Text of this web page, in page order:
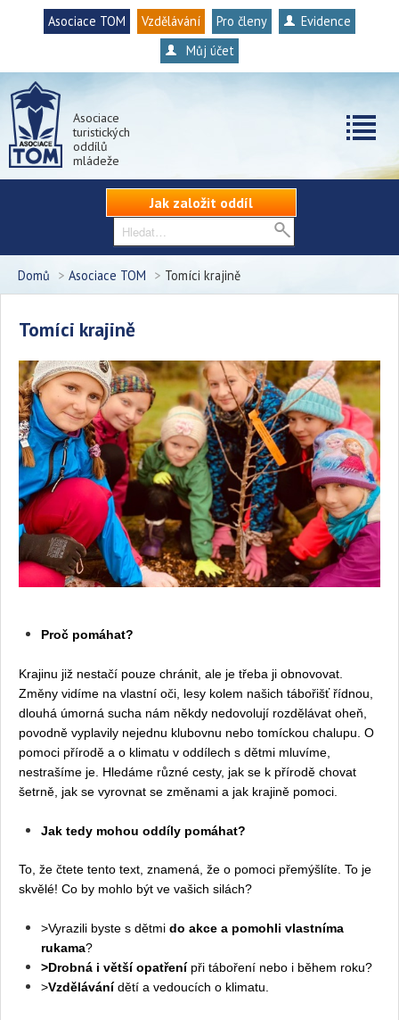
Asociace TOM Vzdělávání Pro členy
Evidence
Můj účet
Asociace
turistických
oddílů
mládeže
Jak založit oddíl
Domů > Asociace TOM > Tomíci krajině
Tomíci krajině
Proč pomáhat?
Krajinu již nestačí pouze chránit, ale je třeba ji obnovovat.
Změny vidíme na vlastní oči, lesy kolem našich tábořišť řídnou,
dlouhá úmorná sucha nám někdy nedovolují rozdělávat oheň,
povodně vyplavily nejednu klubovnu nebo tomíckou chalupu. O
pomoci přírodě a o klimatu v oddílech s dětmi mluvíme,
nestrašíme je. Hledáme různé cesty, jak se k přírodě chovat
šetrně, jak se vyrovnat se změnami a jak krajině pomoci.
Jak tedy mohou oddíly pomáhat?
To, že čtete tento text, znamená, že o pomoci přemýšlíte. To je
skvělé! Co by mohlo být ve vašich silách?
>Vyrazili byste s dětmi do akce a pomohli vlastníma
rukama?
>Drobná i větší opatřenípři táboření nebo i během roku?
>Vzdělávánídětí a vedoucích o klimatu.